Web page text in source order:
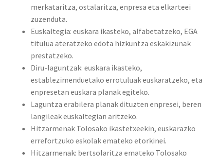
merkataritza, ostalaritza, enpresa eta elkarteei
zuzenduta.
Euskaltegia: euskara ikasteko, alfabetatzeko, EGA
titulua ateratzeko edota hizkuntza eskakizunak
prestatzeko.
Diru-laguntzak: euskara ikasteko,
establezimenduetako errotuluak euskaratzeko, eta
enpresetan euskara planak egiteko.
Laguntza erabilera planak dituzten enpresei, beren
langileak euskaltegian aritzeko.
Hitzarmenak Tolosako ikastetxeekin, euskarazko
errefortzuko eskolak emateko etorkinei.
Hitzarmenak: bertsolaritza emateko Tolosako